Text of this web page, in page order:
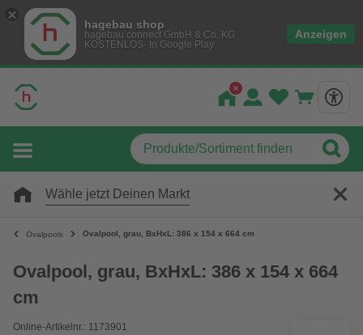
hagebau shop
hagebau connect GmbH & Co. KG
KOSTENLOS- In Google Play
Anzeigen
Wähle jetzt Deinen Markt
Ovalpools Ovalpool, grau, BxHxL: 386 x 154 x 664 cm
Ovalpool, grau, BxHxL: 386 x 154 x 664
cm
Online-Artikelnr.: 1173901